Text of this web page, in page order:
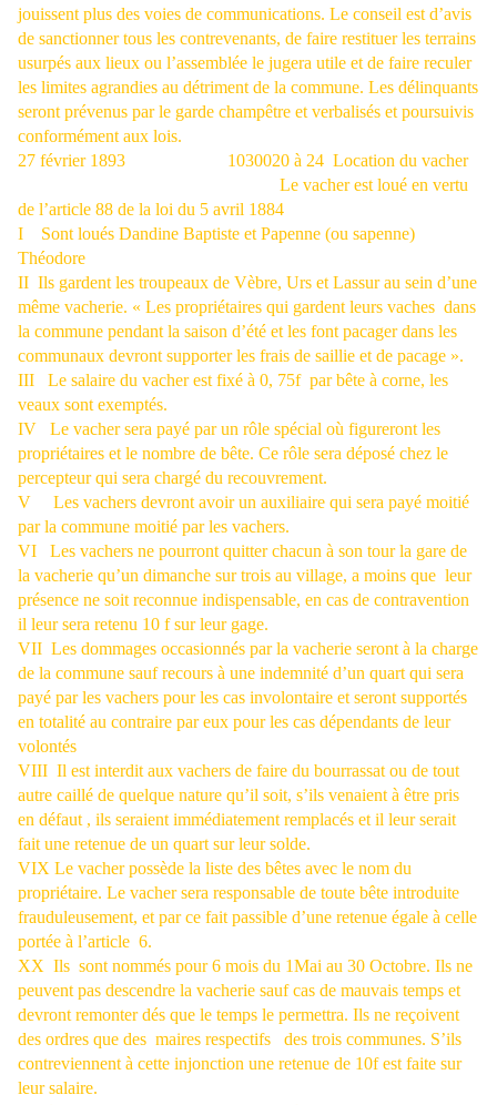
jouissent plus des voies de communications. Le conseil est d’avis
de sanctionner tous les contrevenants, de faire restituer les terrains
usurpés aux lieux ou l’assemblée le jugera utile et de faire reculer
les limites agrandies au détriment de la commune. Les délinquants
seront prévenus par le garde champêtre et verbalisés et poursuivis
conformément aux lois.
27 février 1893
1030020 à 24 Location du vacher
Le vacher est loué en vertu
de l’article 88 de la loi du 5 avril 1884
I
Sont loués Dandine Baptiste et Papenne (ou sapenne)
Théodore
II Ils gardent les troupeaux de Vèbre, Urs et Lassur au sein d’une
même vacherie. « Les propriétaires qui gardent leurs vaches dans
la commune pendant la saison d’été et les font pacager dans les
communaux devront supporter les frais de saillie et de pacage ».
III
Le salaire du vacher est fixé à 0, 75f par bête à corne, les
veaux sont exemptés.
IV
Le vacher sera payé par un rôle spécial où figureront les
propriétaires et le nombre de bête. Ce rôle sera déposé chez le
percepteur qui sera chargé du recouvrement.
V
Les vachers devront avoir un auxiliaire qui sera payé moitié
par la commune moitié par les vachers.
VI
Les vachers ne pourront quitter chacun à son tour la gare de
la vacherie qu’un dimanche sur trois au village, a moins que leur
présence ne soit reconnue indispensable, en cas de contravention
il leur sera retenu 10 f sur leur gage.
VII Les dommages occasionnés par la vacherie seront à la charge
de la commune sauf recours à une indemnité d’un quart qui sera
payé par les vachers pour les cas involontaire et seront supportés
en totalité au contraire par eux pour les cas dépendants de leur
volontés
VIII Il est interdit aux vachers de faire du bourrassat ou de tout
autre caillé de quelque nature qu’il soit, s’ils venaient à être pris
en défaut , ils seraient immédiatement remplacés et il leur serait
fait une retenue de un quart sur leur solde.
VIX Le vacher possède la liste des bêtes avec le nom du
propriétaire. Le vacher sera responsable de toute bête introduite
frauduleusement, et par ce fait passible d’une retenue égale à celle
portée à l’article 6.
XX Ils sont nommés pour 6 mois du 1Mai au 30 Octobre. Ils ne
peuvent pas descendre la vacherie sauf cas de mauvais temps et
devront remonter dés que le temps le permettra. Ils ne reçoivent
des ordres que des maires respectifs
des trois communes. S’ils
contreviennent à cette injonction une retenue de 10f est faite sur
leur salaire.